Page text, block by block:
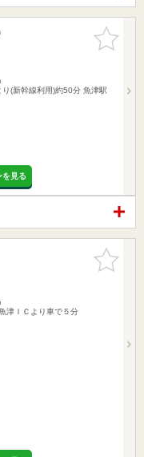
お気に入
りに追加
(新幹線利用)約50分 魚津駅
を見る
お気に入
りに追加
ＩＣより車で５分